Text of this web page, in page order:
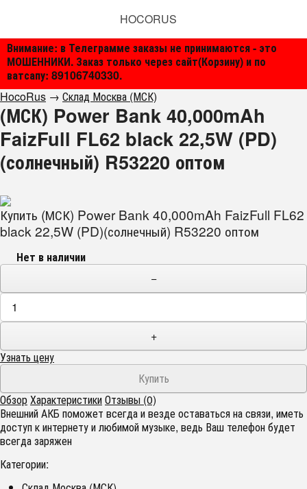
Внимание: в Телеграмме заказы не принимаются - это
МОШЕННИКИ. Заказ только через сайт(Корзину) и по
ватсапу: 89106740330.
HOCORUS
HocoRus → Склад Москва (МСК)
(МСК) Power Bank 40,000mAh
FaizFull FL62 black 22,5W (PD)
(солнечный) R53220 оптом
Купить (МСК) Power Bank 40,000mAh FaizFull FL62
black 22,5W (PD)(солнечный) R53220 оптом
Нет в наличии
−
+
Узнать цену
ОбзорХарактеристикиОтзывы (0)
Внешний АКБ поможет всегда и везде оставаться на связи, иметь
доступ к интернету и любимой музыке, ведь Ваш телефон будет
всегда заряжен
Категории: